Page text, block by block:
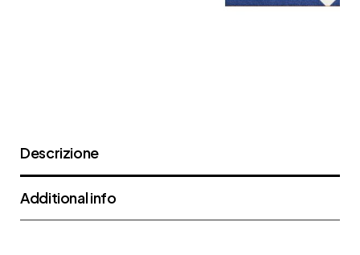
Descrizione
Additional info